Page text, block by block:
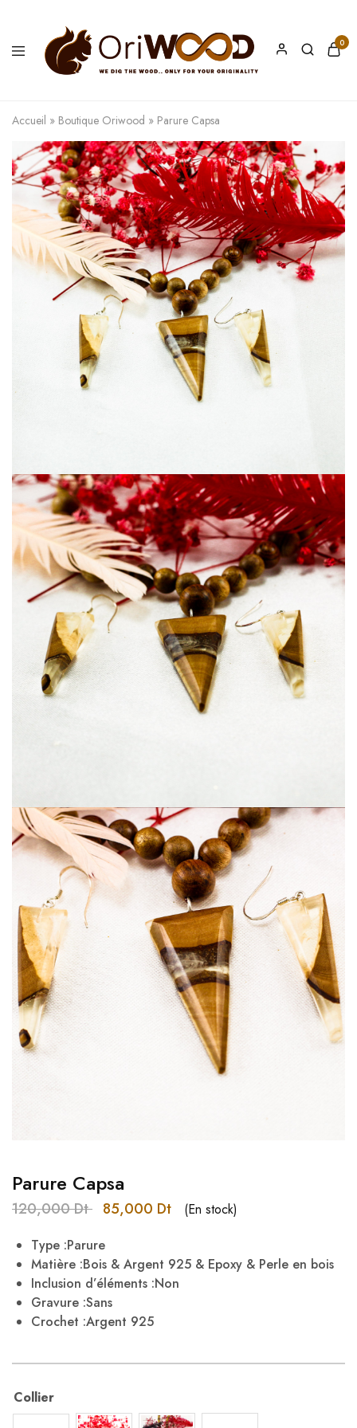
Wood
0
Accueil » Boutique Oriwood » Parure Capsa
Parure Capsa
120,000Dt 85,000 Dt
(En stock)
Type :Parure
Matière :Bois & Argent 925 & Epoxy & Perle en bois
Inclusion d’éléments :Non
Gravure :Sans
Crochet :Argent 925
Collier